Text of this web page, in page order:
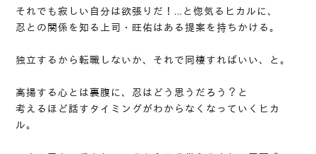
それでも寂しい自分は欲張りだ！…と惚気るヒカルに、
忍との関係を知る上司・旺佑はある提案を持ちかける。
独立するから転職しないか、それで同棲すればいい、と。
高揚する心とは裏腹に、忍はどう思うだろう？と
考えるほど話すタイミングがわからなくなっていくヒカ
ル。